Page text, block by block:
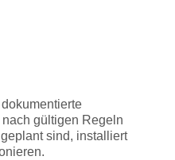
gültigen Regeln
sind, installiert